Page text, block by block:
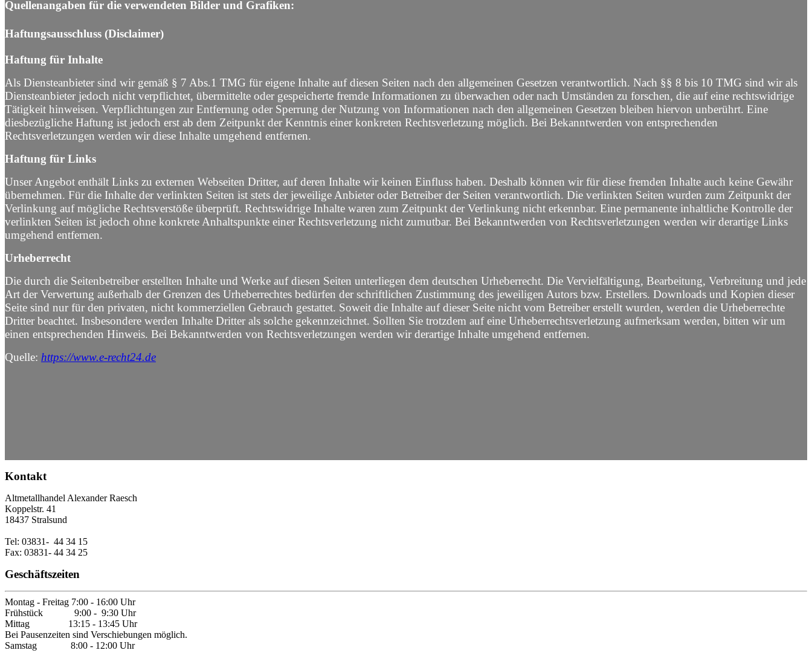
Quellenangaben für die verwendeten Bilder und Grafiken:
Haftungsausschluss (Disclaimer)
Haftung für Inhalte
Als Diensteanbieter sind wir gemäß § 7 Abs.1 TMG für eigene Inhalte auf diesen Seiten nach den allgemeinen Gesetzen verantwortlich. Nach §§ 8 bis 10 TMG sind wir als
Diensteanbieter jedoch nicht verpflichtet, übermittelte oder gespeicherte fremde Informationen zu überwachen oder nach Umständen zu forschen, die auf eine rechtswidrige
Tätigkeit hinweisen. Verpflichtungen zur Entfernung oder Sperrung der Nutzung von Informationen nach den allgemeinen Gesetzen bleiben hiervon unberührt. Eine
diesbezügliche Haftung ist jedoch erst ab dem Zeitpunkt der Kenntnis einer konkreten Rechtsverletzung möglich. Bei Bekanntwerden von entsprechenden
Rechtsverletzungen werden wir diese Inhalte umgehend entfernen.
Haftung für Links
Unser Angebot enthält Links zu externen Webseiten Dritter, auf deren Inhalte wir keinen Einfluss haben. Deshalb können wir für diese fremden Inhalte auch keine Gewähr
übernehmen. Für die Inhalte der verlinkten Seiten ist stets der jeweilige Anbieter oder Betreiber der Seiten verantwortlich. Die verlinkten Seiten wurden zum Zeitpunkt der
Verlinkung auf mögliche Rechtsverstöße überprüft. Rechtswidrige Inhalte waren zum Zeitpunkt der Verlinkung nicht erkennbar. Eine permanente inhaltliche Kontrolle der
verlinkten Seiten ist jedoch ohne konkrete Anhaltspunkte einer Rechtsverletzung nicht zumutbar. Bei Bekanntwerden von Rechtsverletzungen werden wir derartige Links
umgehend entfernen.
Urheberrecht
Die durch die Seitenbetreiber erstellten Inhalte und Werke auf diesen Seiten unterliegen dem deutschen Urheberrecht. Die Vervielfältigung, Bearbeitung, Verbreitung und jede
Art der Verwertung außerhalb der Grenzen des Urheberrechtes bedürfen der schriftlichen Zustimmung des jeweiligen Autors bzw. Erstellers. Downloads und Kopien dieser
Seite sind nur für den privaten, nicht kommerziellen Gebrauch gestattet. Soweit die Inhalte auf dieser Seite nicht vom Betreiber erstellt wurden, werden die Urheberrechte
Dritter beachtet. Insbesondere werden Inhalte Dritter als solche gekennzeichnet. Sollten Sie trotzdem auf eine Urheberrechtsverletzung aufmerksam werden, bitten wir um
einen entsprechenden Hinweis. Bei Bekanntwerden von Rechtsverletzungen werden wir derartige Inhalte umgehend entfernen.
Quelle: https://www.e-recht24.de
Kontakt
Altmetallhandel Alexander Raesch
Koppelstr. 41
18437 Stralsund
Tel: 03831- 44 34 15
Fax: 03831- 44 34 25
Geschäftszeiten
Montag - Freitag 7:00 - 16:00 Uhr
Frühstück 9:00 - 9:30 Uhr
Mittag 13:15 - 13:45 Uhr
Bei Pausenzeiten sind Verschiebungen möglich.
Samstag 8:00 - 12:00 Uhr